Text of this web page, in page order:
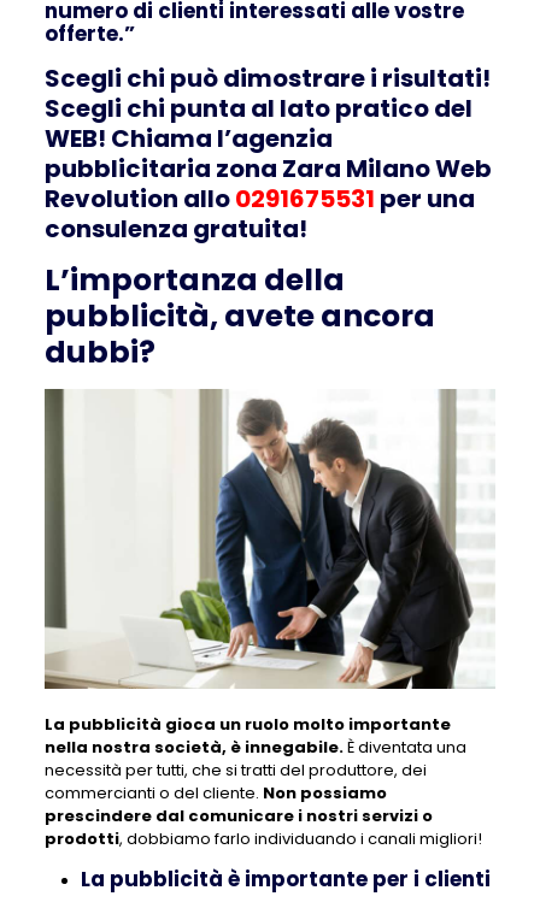
numero di clienti interessati alle vostre
offerte.”
Scegli chi può dimostrare i risultati!
Scegli chi punta al lato pratico del
WEB! Chiama l’agenzia
pubblicitaria zona Zara Milano Web
Revolution allo0291675531 per una
consulenza gratuita!
L’importanza della
pubblicità, avete ancora
dubbi?
La pubblicità gioca un ruolo molto importante
nella nostra società, è innegabile.È diventata una
necessità per tutti, che si tratti del produttore, dei
commercianti o del cliente. Non possiamo
prescindere dal comunicare i nostri servizi o
prodotti, dobbiamo farlo individuando i canali migliori!
La pubblicità è importante per i clienti